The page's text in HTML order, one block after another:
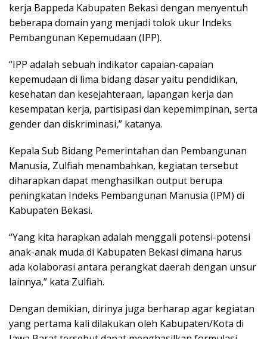
kerja Bappeda Kabupaten Bekasi dengan menyentuh
beberapa domain yang menjadi tolok ukur Indeks
Pembangunan Kepemudaan (IPP).
“IPP adalah sebuah indikator capaian-capaian
kepemudaan di lima bidang dasar yaitu pendidikan,
kesehatan dan kesejahteraan, lapangan kerja dan
kesempatan kerja, partisipasi dan kepemimpinan, serta
gender dan diskriminasi,” katanya.
Kepala Sub Bidang Pemerintahan dan Pembangunan
Manusia, Zulfiah menambahkan, kegiatan tersebut
diharapkan dapat menghasilkan output berupa
peningkatan Indeks Pembangunan Manusia (IPM) di
Kabupaten Bekasi.
“Yang kita harapkan adalah menggali potensi-potensi
anak-anak muda di Kabupaten Bekasi dimana harus
ada kolaborasi antara perangkat daerah dengan unsur
lainnya,” kata Zulfiah.
Dengan demikian, dirinya juga berharap agar kegiatan
yang pertama kali dilakukan oleh Kabupaten/Kota di